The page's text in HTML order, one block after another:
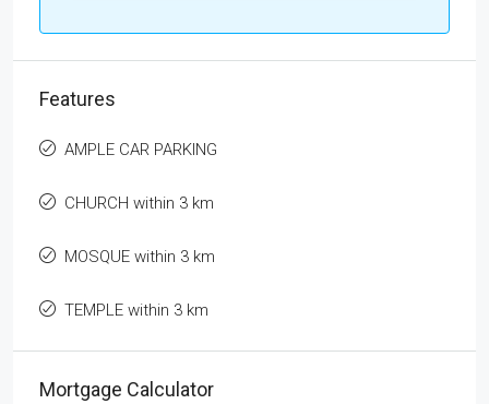
Features
AMPLE CAR PARKING
CHURCH within 3 km
MOSQUE within 3 km
TEMPLE within 3 km
Mortgage Calculator